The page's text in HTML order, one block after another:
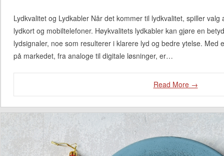
mobiltelefonen
Lydkvalitet og Lydkabler Når det kommer til lydkvalitet, spiller
lydkort og mobiltelefoner. Høykvalitets lydkabler kan gjøre en
lydsignaler, noe som resulterer i klarere lyd og bedre ytelse. Med
på markedet, fra analoge til digitale løsninger, er…
Read More →